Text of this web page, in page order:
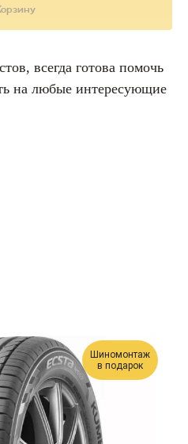
всегда готова помочь
на любые интересующие
Шиномонтаж
в подарок